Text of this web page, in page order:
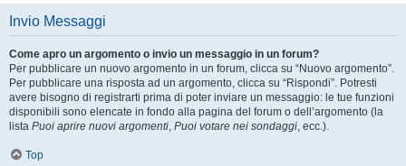
Invio Messaggi
Come apro un argomento o invio un messaggio in un forum?
Per pubblicare un nuovo argomento in un forum, clicca su “Nuovo argomento”.
Per pubblicare una risposta ad un argomento, clicca su “Rispondi”. Potresti
avere bisogno di registrarti prima di poter inviare un messaggio: le tue funzioni
disponibili sono elencate in fondo alla pagina del forum o dell’argomento (la
lista Puoi aprire nuovi argomenti, Puoi votare nei sondaggi, ecc.).
Top